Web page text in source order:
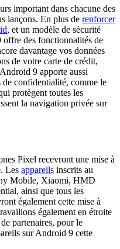
important dans chacune des
lançons. En plus de renforcer
, et un modèle de sécurité
offre des fonctionnalités de
davantage vos données
de votre carte de crédit,
9 apporte aussi
de confidentialité, comme le
protègent toutes les
la navigation privée sur
Pixel recevront une mise à
Les appareils inscrits au
Mobile, Xiaomi, HMD
ainsi que tous les
également cette mise à
également en étroite
partenaires, pour le
sur Android 9 cette